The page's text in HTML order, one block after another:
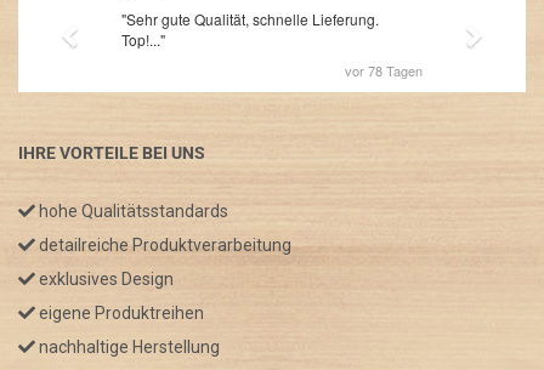
IHRE VORTEILE BEI UNS
hohe Qualitätsstandards
detailreiche Produktverarbeitung
exklusives Design
eigene Produktreihen
nachhaltige Herstellung